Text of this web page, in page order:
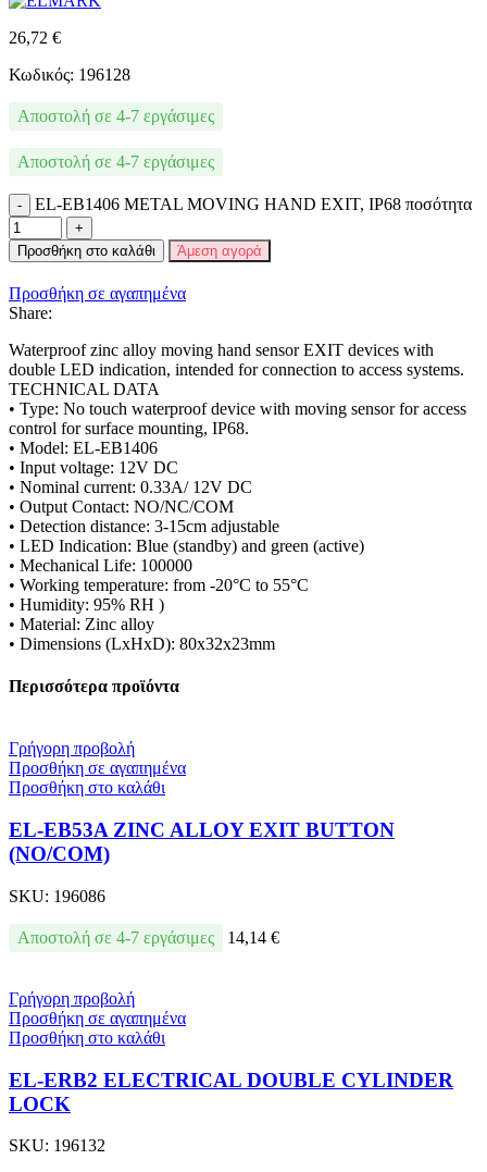
26,72 €
Κωδικός: 196128
Αποστολή σε 4-7 εργάσιμες
Αποστολή σε 4-7 εργάσιμες
EL-EB1406 METAL MOVING HAND EXIT, IP68 ποσότητα
Προσθήκη στο καλάθι Άμεση αγορά
Προσθήκη σε αγαπημένα
Share:
Waterproof zinc alloy moving hand sensor EXIT devices with
double LED indication, intended for connection to access systems.
TECHNICAL DATA
• Type: No touch waterproof device with moving sensor for access
control for surface mounting, IP68.
• Model: EL-EB1406
• Input voltage: 12V DC
• Nominal current: 0.33A/ 12V DC
• Output Contact: NO/NC/COM
• Detection distance: 3-15cm adjustable
• LED Indication: Blue (standby) and green (active)
• Mechanical Life: 100000
• Working temperature: from -20°C to 55°C
• Humidity: 95% RH )
• Material: Zinc alloy
• Dimensions (LxHxD): 80x32x23mm
Περισσότερα προϊόντα
Γρήγορη προβολή
Προσθήκη σε αγαπημένα
Προσθήκη στο καλάθι
EL-EB53A ZINC ALLOY EXIT BUTTON
(NO/COM)
SKU: 196086
Αποστολή σε 4-7 εργάσιμες 14,14 €
Γρήγορη προβολή
Προσθήκη σε αγαπημένα
Προσθήκη στο καλάθι
EL-ERB2 ELECTRICAL DOUBLE CYLINDER
LOCK
SKU: 196132